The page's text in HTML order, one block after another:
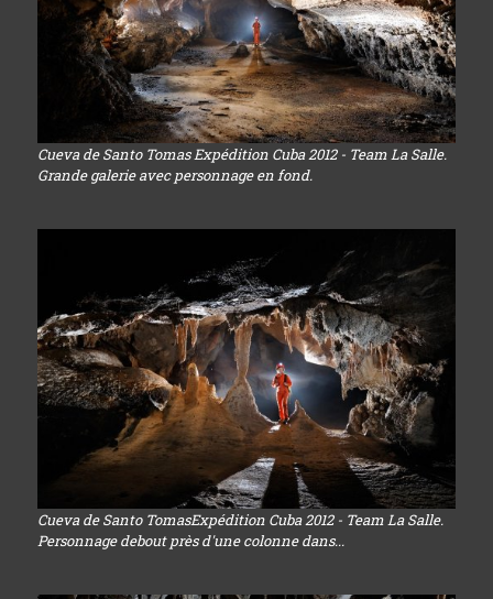
Cueva de Santo Tomas Expédition Cuba 2012 - Team La Salle.
Grande galerie avec personnage en fond.
Cueva de Santo TomasExpédition Cuba 2012 - Team La Salle.
Personnage debout près d'une colonne dans...